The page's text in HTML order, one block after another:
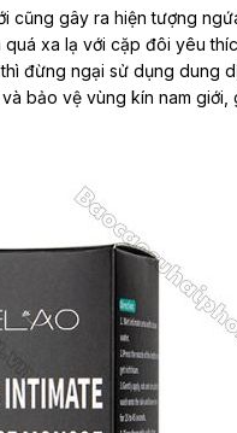
cũng gây ra hiện tượng
xa lạ với cặp đôi yêu
đừng ngại sử dụng dung
bảo vệ vùng kín nam giới,